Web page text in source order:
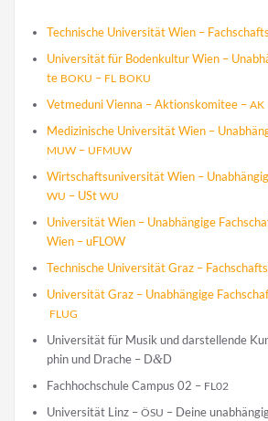
Tech­ni­sche Uni­ver­si­tät Wien –
Uni­ver­si­tät für Boden­kul­tur Wien –
te BOKU – FL BOKU
Vet­med­uni Vien­na – Akti­ons­ko­mi­tee – AK
Medi­zi­ni­sche Uni­ver­si­tät Wien –
MUW – UFMUW
Wirt­schafts­uni­ver­si­tät Wien –
WU – USt WU
Uni­ver­si­tät Wien – Unab­hän­gi­ge
Wien – uFLOW
Tech­ni­sche Uni­ver­si­tät Graz –
Uni­ver­si­tät Graz – Unab­hän­gi­ge
FLUG
Uni­ver­si­tät für Musik und dar­stel­len­de
phin und Dra­che – D&D
Fach­hoch­schu­le Cam­pus 02 – FL02
Uni­ver­si­tät Linz – ÖSU – Dei­ne